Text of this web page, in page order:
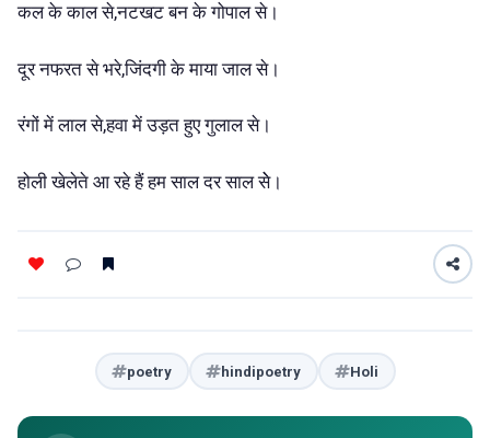
कल के काल से,नटखट बन के गोपाल से।
दूर नफरत से भरे,जिंदगी के माया जाल से।
रंगों में लाल से,हवा में उड़त हुए गुलाल से।
होली खेलेते आ रहे हैं हम साल दर साल सेे।
poetry hindipoetry Holi